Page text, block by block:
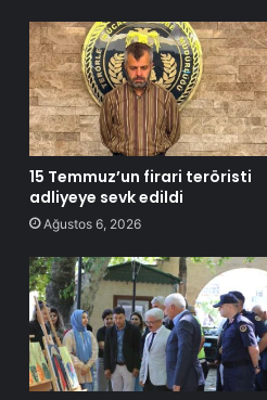
15 Temmuz’un firari teröristi
adliyeye sevk edildi
Ağustos 6, 2026